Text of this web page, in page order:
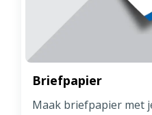
Briefpapier
Maak briefpapier met